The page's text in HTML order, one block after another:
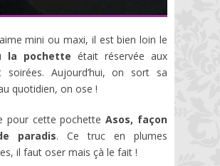
mini ou maxi, il est bien loin le
la pochette était réservée aux
soirées. Aujourd’hui, on sort sa
quotidien, on ose !
pour cette pochetteAsos, façon
paradis. Ce truc en plumes
il faut oser mais çà le fait !